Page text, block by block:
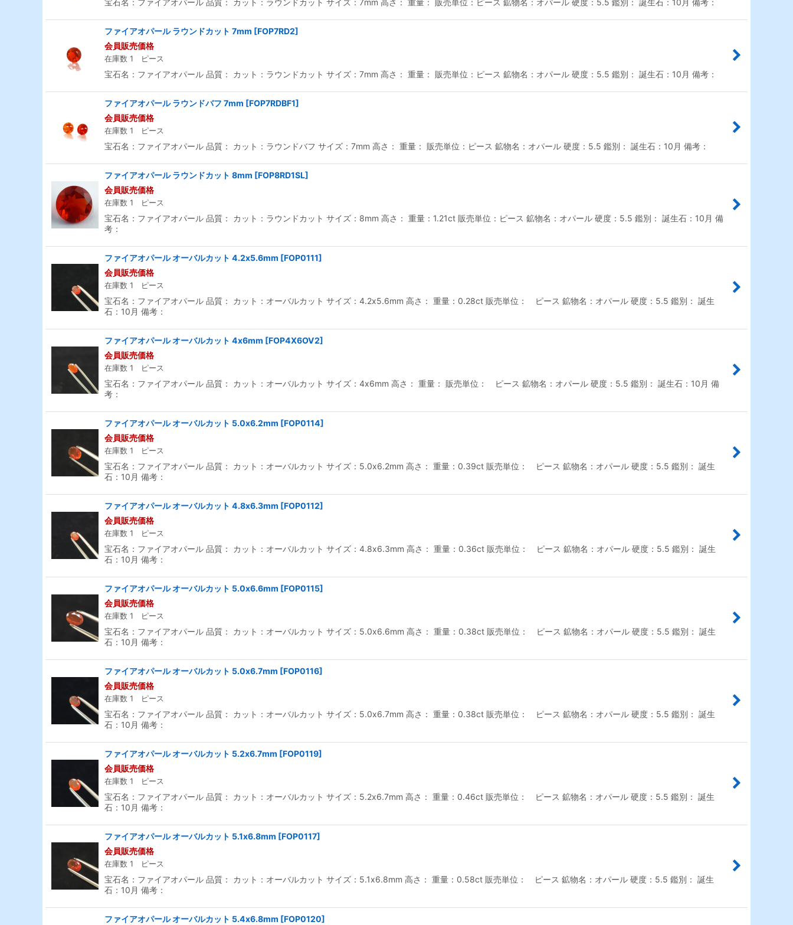
ファイアオパール ラウンドカット 7mm [FOP7RD2]
会員販売価格
在庫数 1 ピース
宝石名：ファイアオパール 品質： カット：ラウンドカット サイズ：7mm 高さ： 重量： 販売単位：ピース 鉱物名：オパール 硬度：5.5 鑑別： 誕生石：10月 備考：
ファイアオパール ラウンドバフ 7mm [FOP7RDBF1]
会員販売価格
在庫数 1 ピース
宝石名：ファイアオパール 品質： カット：ラウンドバフ サイズ：7mm 高さ： 重量： 販売単位：ピース 鉱物名：オパール 硬度：5.5 鑑別： 誕生石：10月 備考：
ファイアオパール ラウンドカット 8mm [FOP8RD1SL]
会員販売価格
在庫数 1 ピース
宝石名：ファイアオパール 品質： カット：ラウンドカット サイズ：8mm 高さ： 重量：1.21ct 販売単位：ピース 鉱物名：オパール 硬度：5.5 鑑別： 誕生石：10月 備
考：
ファイアオパール オーバルカット 4.2x5.6mm [FOP0111]
会員販売価格
在庫数 1 ピース
宝石名：ファイアオパール 品質： カット：オーバルカット サイズ：4.2x5.6mm 高さ： 重量：0.28ct 販売単位： ピース 鉱物名：オパール 硬度：5.5 鑑別： 誕生
石：10月 備考：
ファイアオパール オーバルカット 4x6mm [FOP4X6OV2]
会員販売価格
在庫数 1 ピース
宝石名：ファイアオパール 品質： カット：オーバルカット サイズ：4x6mm 高さ： 重量： 販売単位： ピース 鉱物名：オパール 硬度：5.5 鑑別： 誕生石：10月 備
考：
ファイアオパール オーバルカット 5.0x6.2mm [FOP0114]
会員販売価格
在庫数 1 ピース
宝石名：ファイアオパール 品質： カット：オーバルカット サイズ：5.0x6.2mm 高さ： 重量：0.39ct 販売単位： ピース 鉱物名：オパール 硬度：5.5 鑑別： 誕生
石：10月 備考：
ファイアオパール オーバルカット 4.8x6.3mm [FOP0112]
会員販売価格
在庫数 1 ピース
宝石名：ファイアオパール 品質： カット：オーバルカット サイズ：4.8x6.3mm 高さ： 重量：0.36ct 販売単位： ピース 鉱物名：オパール 硬度：5.5 鑑別： 誕生
石：10月 備考：
ファイアオパール オーバルカット 5.0x6.6mm [FOP0115]
会員販売価格
在庫数 1 ピース
宝石名：ファイアオパール 品質： カット：オーバルカット サイズ：5.0x6.6mm 高さ： 重量：0.38ct 販売単位： ピース 鉱物名：オパール 硬度：5.5 鑑別： 誕生
石：10月 備考：
ファイアオパール オーバルカット 5.0x6.7mm [FOP0116]
会員販売価格
在庫数 1 ピース
宝石名：ファイアオパール 品質： カット：オーバルカット サイズ：5.0x6.7mm 高さ： 重量：0.38ct 販売単位： ピース 鉱物名：オパール 硬度：5.5 鑑別： 誕生
石：10月 備考：
ファイアオパール オーバルカット 5.2x6.7mm [FOP0119]
会員販売価格
在庫数 1 ピース
宝石名：ファイアオパール 品質： カット：オーバルカット サイズ：5.2x6.7mm 高さ： 重量：0.46ct 販売単位： ピース 鉱物名：オパール 硬度：5.5 鑑別： 誕生
石：10月 備考：
ファイアオパール オーバルカット 5.1x6.8mm [FOP0117]
会員販売価格
在庫数 1 ピース
宝石名：ファイアオパール 品質： カット：オーバルカット サイズ：5.1x6.8mm 高さ： 重量：0.58ct 販売単位： ピース 鉱物名：オパール 硬度：5.5 鑑別： 誕生
石：10月 備考：
ファイアオパール オーバルカット 5.4x6.8mm [FOP0120]